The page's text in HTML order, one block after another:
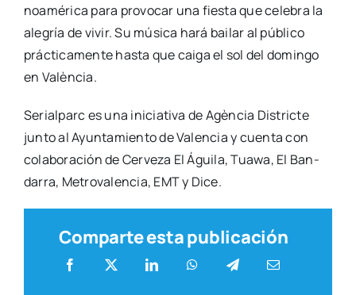
noa­mé­ri­ca para pro­vo­car una fies­ta que cele­bra la
ale­gría de vivir. Su músi­ca hará bai­lar al públi­co
prác­ti­ca­men­te has­ta que cai­ga el sol del domin­go
en Valèn­cia.
Serial­parc es una ini­cia­ti­va de Agèn­cia Dis­tric­te
jun­to al Ayun­ta­mien­to de Valen­cia y cuen­ta con
cola­bo­ra­ción de Cer­ve­za El Águi­la, Tua­wa, El Ban­
da­rra, Metro­va­len­cia, EMT y Dice.
Comparte esta publicación